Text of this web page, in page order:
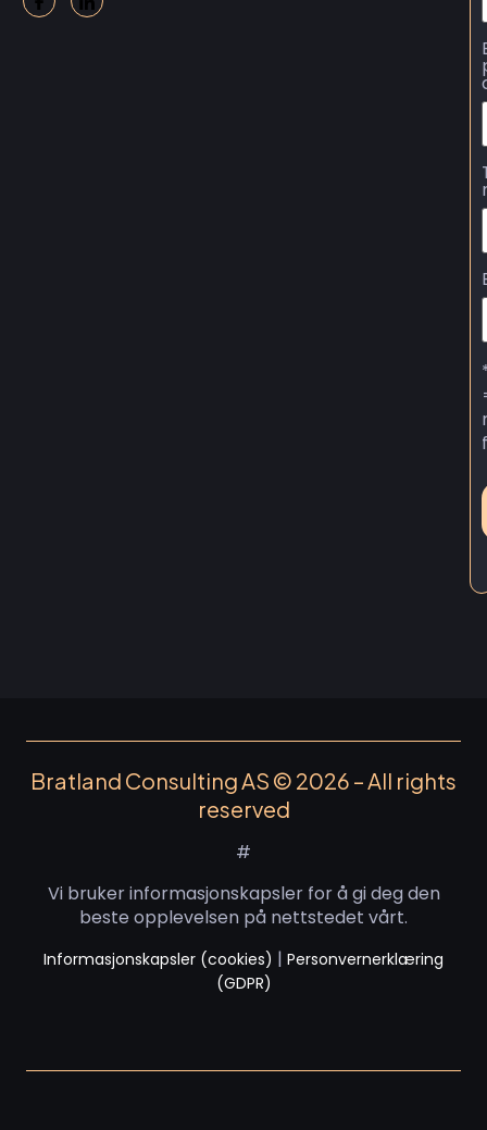
Bratland Consulting AS © 2026 – All rights
reserved
#
Vi bruker informasjonskapsler for å gi deg den
beste opplevelsen på nettstedet vårt.
Informasjonskapsler (cookies) | Personvernerklæring
(GDPR)